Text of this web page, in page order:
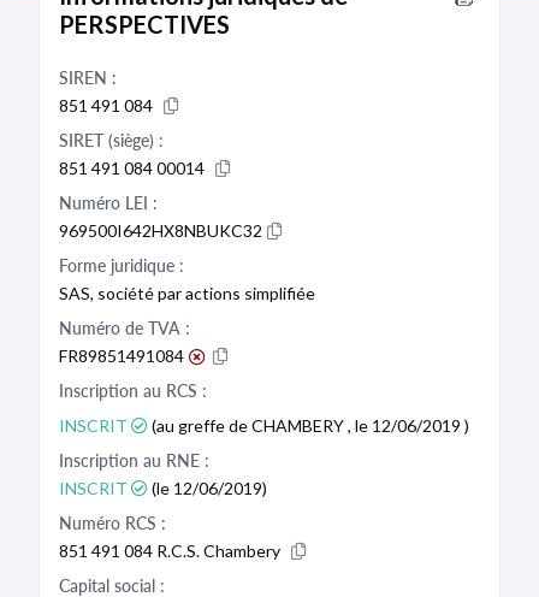
PERSPECTIVES
SIREN :
851 491 084
SIRET (siège) :
851 491 084 00014
Numéro LEI :
969500I642HX8NBUKC32
Forme juridique :
SAS, société par actions simplifiée
Numéro de TVA :
FR89851491084
Inscription au RCS :
INSCRIT
(au greffe de CHAMBERY , le 12/06/2019 )
Inscription au RNE :
INSCRIT
(le 12/06/2019)
Numéro RCS :
851 491 084 R.C.S. Chambery
Capital social :